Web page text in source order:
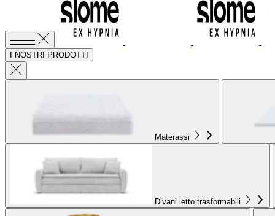
I NOSTRI PRODOTTI
Materassi
Divani letto trasformabili